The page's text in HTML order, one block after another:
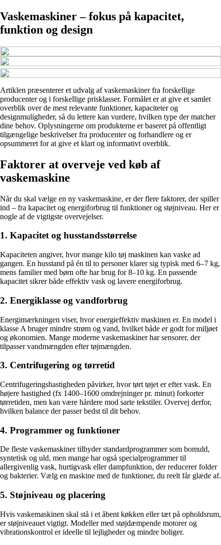
Vaskemaskiner – fokus på kapacitet,
funktion og design
Artiklen præsenterer et udvalg af vaskemaskiner fra forskellige
producenter og i forskellige prisklasser. Formålet er at give et samlet
overblik over de mest relevante funktioner, kapaciteter og
designmuligheder, så du lettere kan vurdere, hvilken type der matcher
dine behov. Oplysningerne om produkterne er baseret på offentligt
tilgængelige beskrivelser fra producenter og forhandlere og er
opsummeret for at give et klart og informativt overblik.
Faktorer at overveje ved køb af
vaskemaskine
Når du skal vælge en ny vaskemaskine, er der flere faktorer, der spiller
ind – fra kapacitet og energiforbrug til funktioner og støjniveau. Her er
nogle af de vigtigste overvejelser.
1. Kapacitet og husstandsstørrelse
Kapaciteten angiver, hvor mange kilo tøj maskinen kan vaske ad
gangen. En husstand på én til to personer klarer sig typisk med 6–7 kg,
mens familier med børn ofte har brug for 8–10 kg. En passende
kapacitet sikrer både effektiv vask og lavere energiforbrug.
2. Energiklasse og vandforbrug
Energimærkningen viser, hvor energieffektiv maskinen er. En model i
klasse A bruger mindre strøm og vand, hvilket både er godt for miljøet
og økonomien. Mange moderne vaskemaskiner har sensorer, der
tilpasser vandmængden efter tøjmængden.
3. Centrifugering og tørretid
Centrifugeringshastigheden påvirker, hvor tørt tøjet er efter vask. En
højere hastighed (fx 1400–1600 omdrejninger pr. minut) forkorter
tørretiden, men kan være hårdere mod sarte tekstiler. Overvej derfor,
hvilken balance der passer bedst til dit behov.
4. Programmer og funktioner
De fleste vaskemaskiner tilbyder standardprogrammer som bomuld,
syntetisk og uld, men mange har også specialprogrammer til
allergivenlig vask, hurtigvask eller dampfunktion, der reducerer folder
og bakterier. Vælg en maskine med de funktioner, du reelt får glæde af.
5. Støjniveau og placering
Hvis vaskemaskinen skal stå i et åbent køkken eller tæt på opholdsrum,
er støjniveauet vigtigt. Modeller med støjdæmpende motorer og
vibrationskontrol er ideelle til lejligheder og mindre boliger.